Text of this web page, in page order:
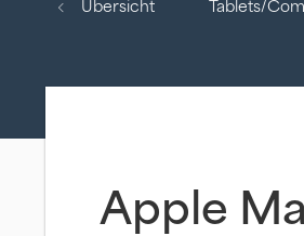
Übersicht Tablets/
Apple